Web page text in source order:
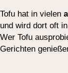
Tofu hat in vielen
und wird dort oft
Wer Tofu
Gerichten